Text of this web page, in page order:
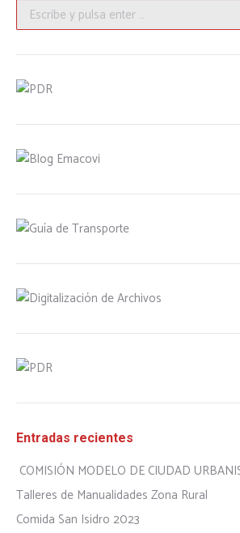
Buscar:
Entradas recientes
COMISIÓN MODELO DE CIUDAD
Talleres de Manualidades Zona Rural
Comida San Isidro 2023